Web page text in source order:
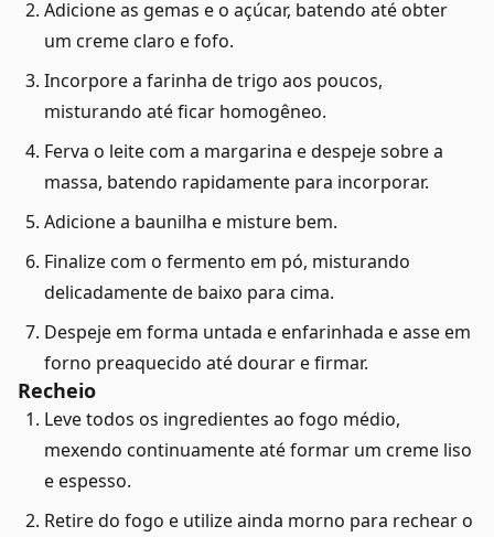
Adicione as gemas e o açúcar, batendo até obter
um creme claro e fofo.
Incorpore a farinha de trigo aos poucos,
misturando até ficar homogêneo.
Ferva o leite com a margarina e despeje sobre a
massa, batendo rapidamente para incorporar.
Adicione a baunilha e misture bem.
Finalize com o fermento em pó, misturando
delicadamente de baixo para cima.
Despeje em forma untada e enfarinhada e asse em
forno preaquecido até dourar e firmar.
Recheio
Leve todos os ingredientes ao fogo médio,
mexendo continuamente até formar um creme liso
e espesso.
Retire do fogo e utilize ainda morno para rechear o